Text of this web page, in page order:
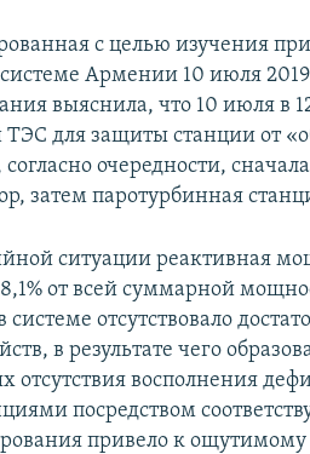
с целью изучения
Армении 10 июля 2019
выяснила, что 10 июля в
ТЭС для защиты станции от
очередности,
затем паротурбинная
ситуации реактивная
от всей суммарной
отсутствовало
в результате чего
отсутствия восполнения
посредством
привело к